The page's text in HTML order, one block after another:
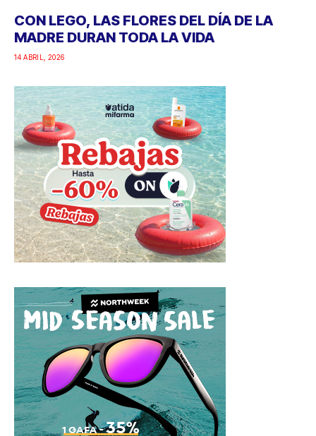
CON LEGO, LAS FLORES DEL DÍA DE LA
MADRE DURAN TODA LA VIDA
14 ABRIL, 2026